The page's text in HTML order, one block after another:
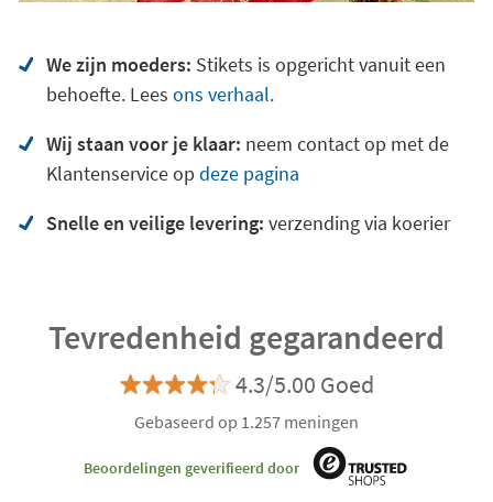
We zijn moeders: Stikets is opgericht vanuit een
behoefte. Lees ons verhaal.
Wij staan voor je klaar: neem contact op met de
Klantenservice op deze pagina
Snelle en veilige levering: verzending via koerier
Tevredenheid gegarandeerd
4.3/5.00 Goed
Gebaseerd op 1.257 meningen
Beoordelingen geverifieerd door